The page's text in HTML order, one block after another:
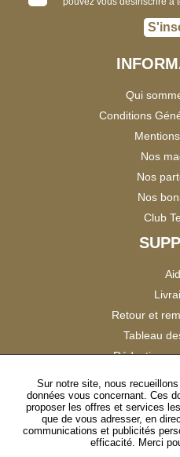
Qui
Conditions
Nos
Nos
Nos
Club
Retour et
Tableau
Réduction
Sur notre site, nous
données vous concernant. Ces
proposer les offres et services
que de vous adresser, en
communications et publicités
efficacité. Merci